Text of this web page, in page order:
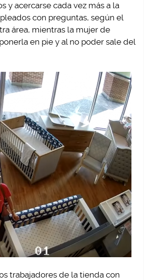
y acercarse cada vez más a la
con preguntas, según el
área, mientras la mujer de
en pie y al no poder sale del
trabajadores de la tienda con